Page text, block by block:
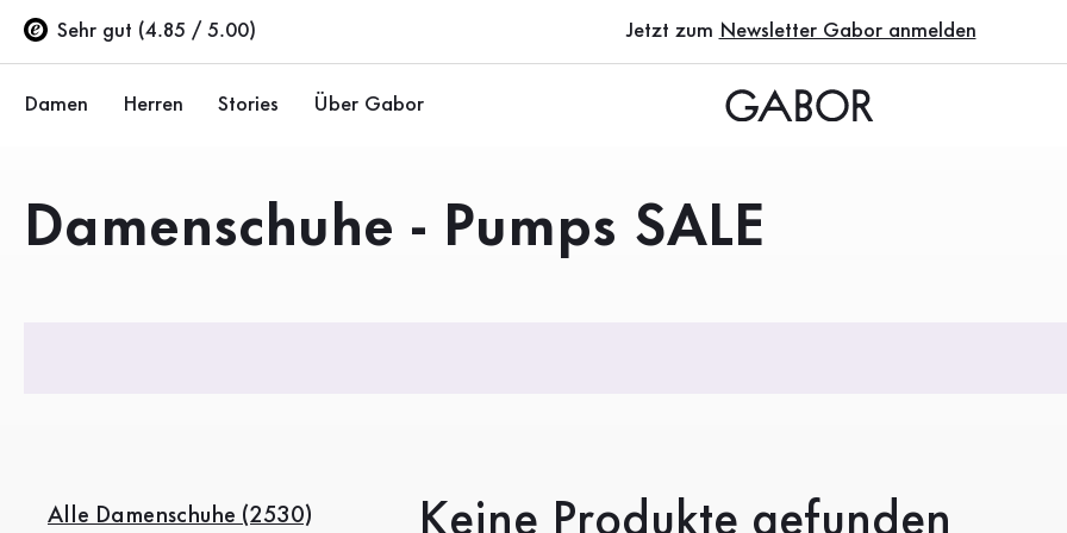
Zum Hauptinhalt
Zum Inhaltsverzeichnis
Zur Hauptnavigation
Sehr gut (4.85 / 5.00)
Jetzt zum Newsletter Gabor anmelden
Damen
Ballerinas
Stiefeletten
Herren
Sneaker
Stories Über Gabor
Nachhaltigkeit
Produkte
Damenschuhe - Pumps SALE
Alle Damenschuhe (2530) Keine Produkte gefunden